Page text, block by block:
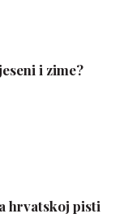
i zime?
hrvatskoj pisti